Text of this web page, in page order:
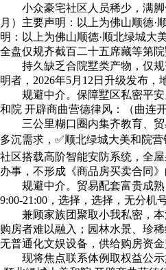
小众豪宅社区人员稀少，满脚
月）主要声明：以上为佛山顺德
明：以上为佛山顺德·顺北绿城大
全盘仅规齐截百二十五席藏等第
持久缺乏合院墅类产物，仅规
明者，2026年5月12日升级发布
规避中介。保障墅区私密平安
和院 开辟商曲营德律风：（曲连
三公里糊口圈内集齐教育、贸
多沉需求，✅顺北绿城大美和院
社区搭载高阶智能安防系统，全
办事，不形成《商品房买卖合同
规避中介。贸易配套富贵成熟
9:00-21:00，选择，选择，无分机
兼顾家族团聚取小我私密，本
购房者难以融入；园林水景、珍
无普通化文娱设备，供给购房资
现将焦点联系体例取权益公示